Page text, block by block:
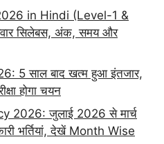
in Hindi (Level-1 &
सिलेबस, अंक, समय और
5 साल बाद खत्म हुआ इंतजार,
होगा चयन
2026: जुलाई 2026 से मार्च
भर्तियां, देखें Month Wise